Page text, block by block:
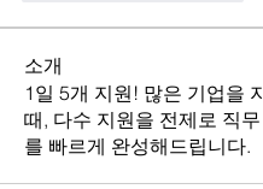
소개
1일 5개 지원! 많은 기업을
때, 다수 지원을 전제로 직
를 빠르게 완성해드립니다.